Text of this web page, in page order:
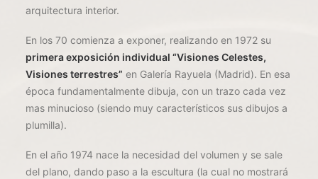
arquitectura interior.
En los 70 comienza a exponer, realizando en 1972 su
primera exposición individual “Visiones Celestes,
Visiones terrestres” en Galería Rayuela (Madrid). En esa
época fundamentalmente dibuja, con un trazo cada vez
mas minucioso (siendo muy característicos sus dibujos a
plumilla).
En el año 1974 nace la necesidad del volumen y se sale
del plano, dando paso a la escultura (la cual no mostrará